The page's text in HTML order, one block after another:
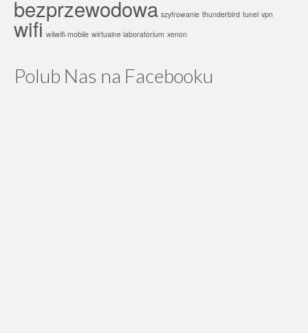
bezprzewodowa szyfrowanie thunderbird tunel vpn
wifi wilwifi-mobile wirtualne laboratorium xenon
Polub Nas na Facebooku